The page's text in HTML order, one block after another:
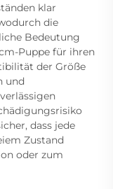
klar
die
Bedeutung
Puppe für ihren
der Größe
und
dass jede
Zustand
oder zum